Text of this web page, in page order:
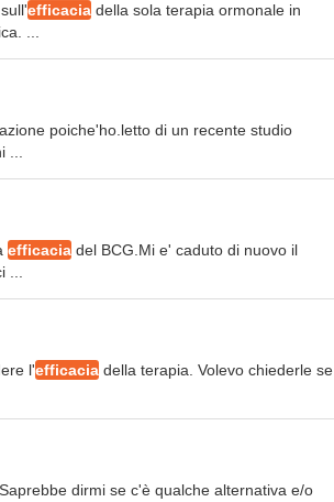
efficacia della sola terapia ormonale in
...
poiche'ho.letto di un recente studio
efficacia del BCG.Mi e' caduto di nuovo il
l'efficacia della terapia. Volevo chiederle se
dirmi se c'è qualche alternativa e/o